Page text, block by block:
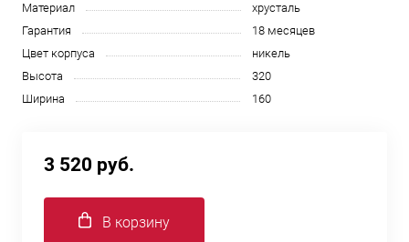
Материал
хрусталь
Гарантия
18 месяцев
Цвет корпуса
никель
Высота
320
Ширина
160
3 520 руб.
В корзину